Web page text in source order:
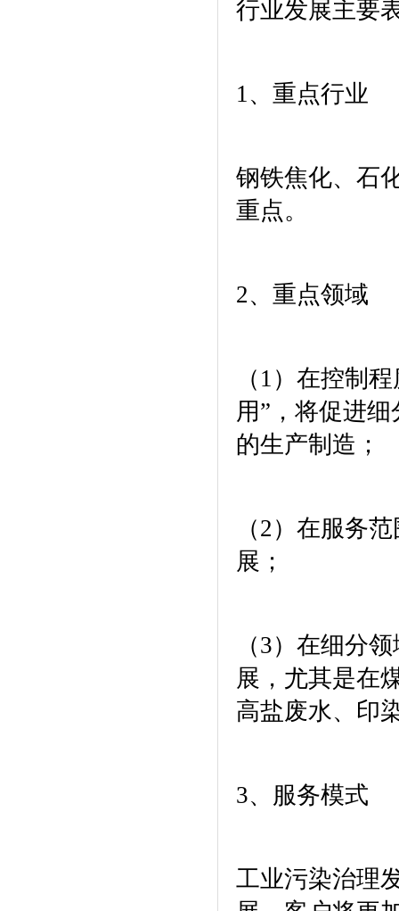
行业发展主要
1、重点行业
钢铁焦化、石
重点。
2、重点领域
（ 1 ）在控制
用”，将促进
的生产制造；
（2 ）在服务
展；
（3）在细分
展，尤其是在
高盐废水、印
3、服务模式
工业污染治理